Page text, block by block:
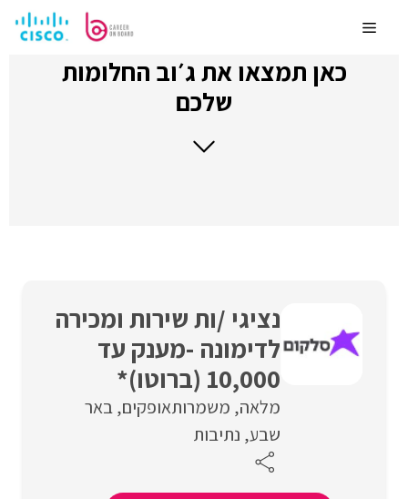
לתוכןMenu
כאן תמצאו את ג׳וב החלומות
שלכם
נציגי /ות שירות ומכירה
לדימונה -מענק עד
10,000 (ברוטו)*
מלאה משמרותאופקים באר
שבע נתיבות